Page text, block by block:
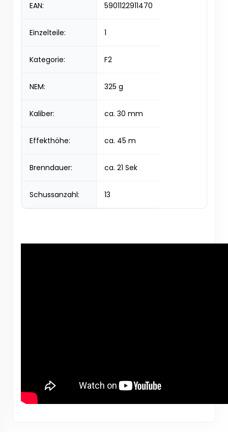
EAN: 5901122911470
Einzelteile: 1
Kategorie: F2
NEM: 325 g
Kaliber: ca. 30 mm
Effekthöhe: ca. 45 m
Brenndauer: ca. 21 Sek
Schussanzahl: 13